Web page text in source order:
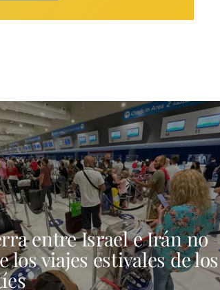
entre Israel e Irán no
los viajes estivales de los